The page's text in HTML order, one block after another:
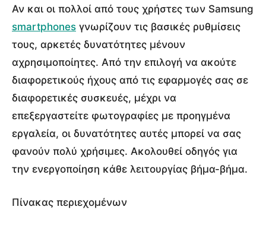
Αν και οι πολλοί από τους χρήστες των Samsung
smartphones γνωρίζουν τις βασικές ρυθμίσεις
τους, αρκετές δυνατότητες μένουν
αχρησιμοποίητες. Από την επιλογή να ακούτε
διαφορετικούς ήχους από τις εφαρμογές σας σε
διαφορετικές συσκευές, μέχρι να
επεξεργαστείτε φωτογραφίες με προηγμένα
εργαλεία, οι δυνατότητες αυτές μπορεί να σας
φανούν πολύ χρήσιμες. Ακολουθεί οδηγός για
την ενεργοποίηση κάθε λειτουργίας βήμα-βήμα.
Πίνακας περιεχομένων